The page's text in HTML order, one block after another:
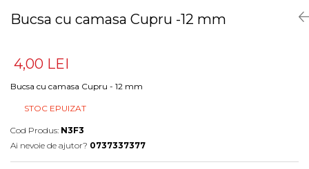
Bucsa cu camasa Cupru -12 mm
4,00 LEI
Bucsa cu camasa Cupru - 12 mm
STOC EPUIZAT
Cod Produs: N3F3
Ai nevoie de ajutor? 0737337377